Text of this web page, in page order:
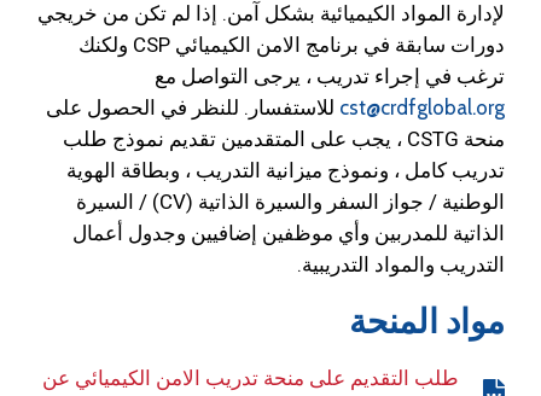
لإدارة المواد الكيميائية بشكل آمن. إذا لم تكن من خريجي
دورات سابقة في برنامج الامن الكيميائي CSP ولكنك
ترغب في إجراء تدريب ، يرجى التواصل مع
cst@crdfglobal.org للاستفسار. للنظر في الحصول على
منحة CSTG ، يجب على المتقدمين تقديم نموذج طلب
تدريب كامل ، ونموذج ميزانية التدريب ، وبطاقة الهوية
الوطنية / جواز السفر والسيرة الذاتية (CV) / السيرة
الذاتية للمدربين وأي موظفين إضافيين وجدول أعمال
التدريب والمواد التدريبية.
مواد المنحة
طلب التقديم على منحة تدريب الامن الكيميائي عن